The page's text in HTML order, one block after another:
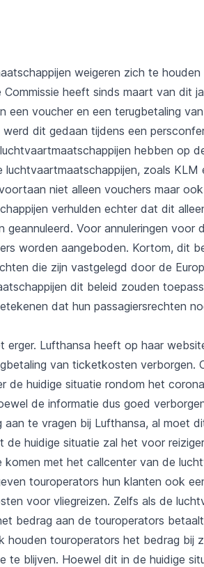
weigeren zich te houden
Commissie heeft sinds maart van dit
een voucher en een terugbetaling
werd dit gedaan tijdens een
hebben op
luchtvaartmaatschappijen, zoals
niet alleen vouchers maar
verhulden echter dat dit
geannuleerd. Voor annuleringen
worden aangeboden. Kortom, dit
die zijn vastgelegd door de
dit beleid zouden
dat hun passagiersrechten
erger. Lufthansa heeft op haar
van ticketkosten verborgen.
de huidige situatie rondom het
de informatie dus goed
aan te vragen bij Lufthansa, al moet
de huidige situatie zal het voor
met het callcenter van de
touroperators hun klanten ook
voor vliegreizen. Zelfs als de
bedrag aan de touroperators
houden touroperators het bedrag bij
te blijven. Hoewel dit in de huidige